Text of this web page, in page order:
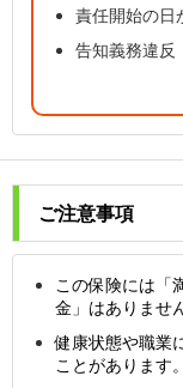
責任開始の日
告知義務違反
ご注意事項
この保険には「
金」はありませ
健康状態や職業
ことがあります。